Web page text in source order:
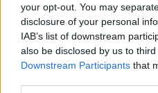
your opt-out. You may
disclosure of your personal
IAB’s list of downstream
also be disclosed by us to
Downstream Participants that